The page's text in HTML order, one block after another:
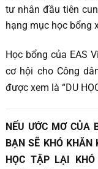
tư nhân đầu tiên
hạng mục học bổng
Học bổng của EAS
cơ hội cho Công
được xem là “DU
NẾU ƯỚC MƠ CỦA
BẠN SẼ KHÓ
HỌC TẬP LẠI